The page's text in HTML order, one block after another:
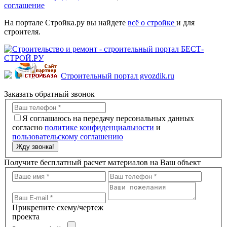
соглашение
На портале Стройка.ру вы найдете всё о стройке и для
строителя.
Строительный портал gvozdik.ru
Заказать обратный звонок
Я соглашаюсь на передачу персональных данных
согласно политике конфиденциальности и
пользовательскому соглашению
Жду звонка!
Получите бесплатный расчет материалов на Ваш объект
Прикрепите схему/чертеж
проекта